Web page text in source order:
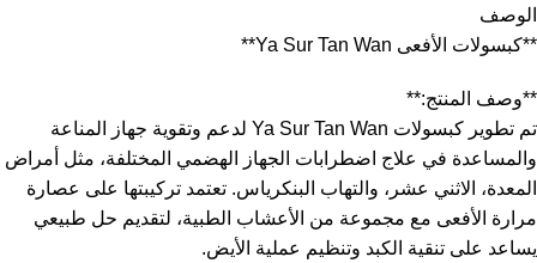
الوصف
**كبسولات الأفعى Ya Sur Tan Wan**
**وصف المنتج:**
تم تطوير كبسولات Ya Sur Tan Wan لدعم وتقوية جهاز المناعة
والمساعدة في علاج اضطرابات الجهاز الهضمي المختلفة، مثل أمراض
المعدة، الاثني عشر، والتهاب البنكرياس. تعتمد تركيبتها على عصارة
مرارة الأفعى مع مجموعة من الأعشاب الطبية، لتقديم حل طبيعي
يساعد على تنقية الكبد وتنظيم عملية الأيض.